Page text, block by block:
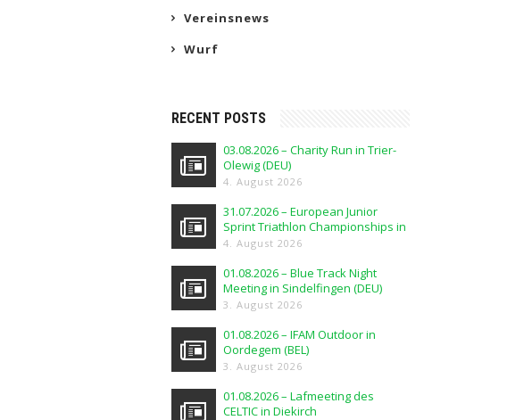
Vereinsnews
Wurf
RECENT POSTS
03.08.2026 – Charity Run in Trier-
Olewig (DEU)
4. August 2026
31.07.2026 – European Junior
Sprint Triathlon Championships in
Elblag (POL)
4. August 2026
01.08.2026 – Blue Track Night
Meeting in Sindelfingen (DEU)
3. August 2026
01.08.2026 – IFAM Outdoor in
Oordegem (BEL)
3. August 2026
01.08.2026 – Lafmeeting des
CELTIC in Diekirch